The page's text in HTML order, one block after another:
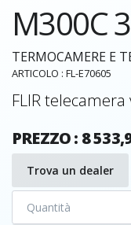
M300C
TERMOCAMERE E
ARTICOLO : FL-E70605
FLIR telecamera
PREZZO : 8
Trova un dealer